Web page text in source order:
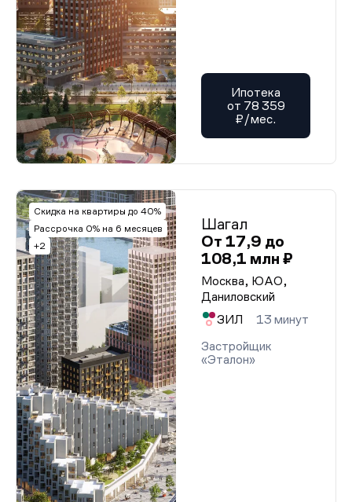
Ипотека
от 78 359
₽/мес.
Скидка на квартиры до 40%
Рассрочка 0% на 6 месяцев
+2
Шагал
От 17,9 до
108,1 млн ₽
Москва, ЮАО,
Даниловский
ЗИЛ
13 минут
Застройщик
«Эталон»